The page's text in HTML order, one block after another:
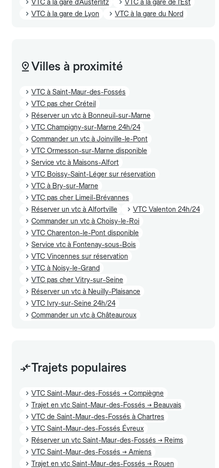
VTC à la gare d'Austerlitz
VTC à la gare de l'Est
VTC à la gare de Lyon
VTC à la gare du Nord
Villes à proximité
VTC à Saint-Maur-des-Fossés
VTC pas cher Créteil
Réserver un vtc à Bonneuil-sur-Marne
VTC Champigny-sur-Marne 24h/24
Commander un vtc à Joinville-le-Pont
VTC Ormesson-sur-Marne disponible
Service vtc à Maisons-Alfort
VTC Boissy-Saint-Léger sur réservation
VTC à Bry-sur-Marne
VTC pas cher Limeil-Brévannes
Réserver un vtc à Alfortville
VTC Valenton 24h/24
Commander un vtc à Choisy-le-Roi
VTC Charenton-le-Pont disponible
Service vtc à Fontenay-sous-Bois
VTC Vincennes sur réservation
VTC à Noisy-le-Grand
VTC pas cher Vitry-sur-Seine
Réserver un vtc à Neuilly-Plaisance
VTC Ivry-sur-Seine 24h/24
Commander un vtc à Châteauroux
Trajets populaires
VTC Saint-Maur-des-Fossés → Compiègne
Trajet en vtc Saint-Maur-des-Fossés → Beauvais
VTC de Saint-Maur-des-Fossés à Chartres
VTC Saint-Maur-des-Fossés Évreux
Réserver un vtc Saint-Maur-des-Fossés → Reims
VTC Saint-Maur-des-Fossés → Amiens
Trajet en vtc Saint-Maur-des-Fossés → Rouen